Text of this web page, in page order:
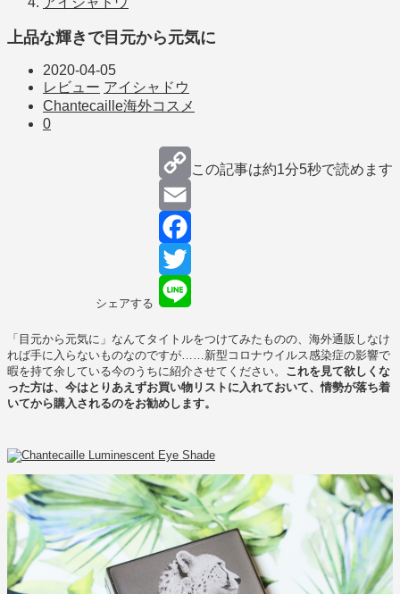
上品な輝きで目元から元気に
2020-04-05
レビュー アイシャドウ
Chantecaille海外コスメ
0
この記事は約1分5秒で読めます
シェアする
「目元から元気に」なんてタイトルをつけてみたものの、海外通販しなけ
れば手に入らないものなのですが……新型コロナウイルス感染症の影響で
暇を持て余している今のうちに紹介させてください。 これを見て欲しくな
った方は、今はとりあえずお買い物リストに入れておいて、情勢が落ち着
いてから購入されるのをお勧めします。